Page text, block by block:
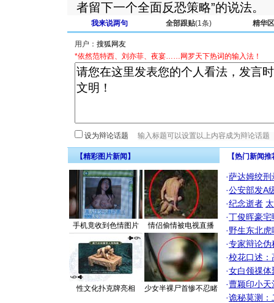
者留下一个全面反恐策略”的说法。
我来说两句 全部跟贴(1条) 精华区
用户：
*依然范特西、刘亦菲、夜宴……网罗天下热词的输入法！
设为辩论话题
【精彩图片新闻】
手机竟收到色情图片 情侣偷情被电视直播
性文化扑克牌亮相 少女半裸尸首惨不忍睹
【热门新闻
·萨达姆绞刑
·公安部发A
·纪念逝者
·丁俊晖豪
·野生东北
·专家辩论伪
·校花口述：
·女白领祼体
·曹颖印小天
·诡秘莫测：